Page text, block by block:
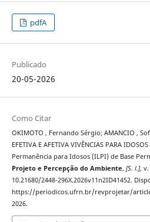
pdfA
Publicado
20-05-2026
Como Citar
OKIMOTO , Fernando Sérgio; AMANCIO ,
EFETIVA E AFETIVA VIVÊNCIAS PARA
Permanência para Idosos (ILPI) de Base
Projeto e Percepção do Ambiente, [S. l.], v.
10.21680/2448-296X.2026v11n2ID41452.
https://periodicos.ufrn.br/revprojetar/
2026.